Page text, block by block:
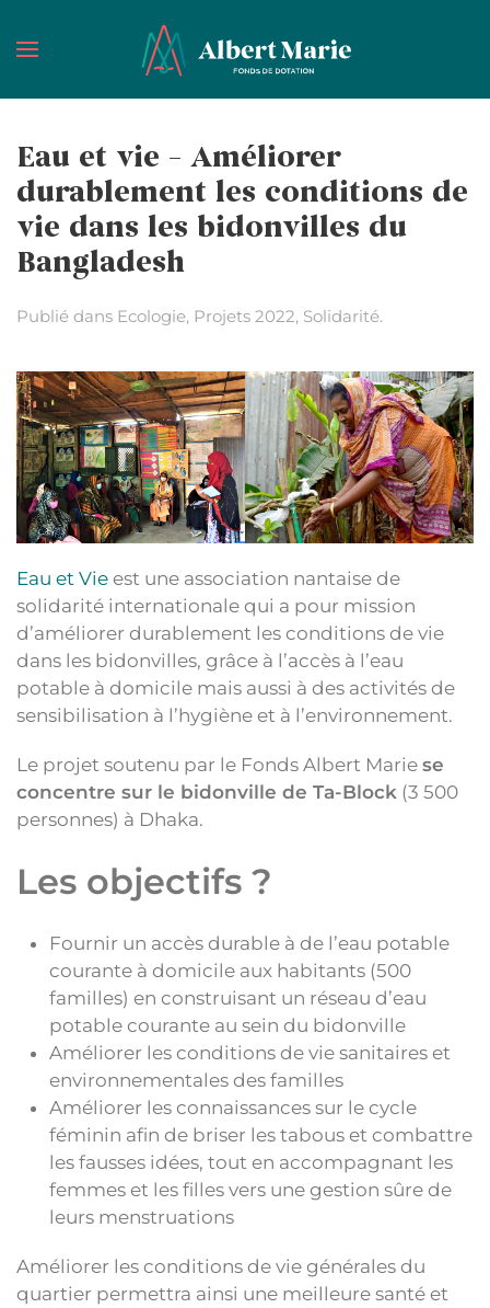
Passer au contenu principal
Eau et vie – Améliorer
durablement les conditions de
vie dans les bidonvilles du
Bangladesh
Publié dans Ecologie, Projets 2022, Solidarité.
Eau et Vie est une association nantaise de
solidarité internationale qui a pour mission
d’améliorer durablement les conditions de vie
dans les bidonvilles, grâce à l’accès à l’eau
potable à domicile mais aussi à des activités de
sensibilisation à l’hygiène et à l’environnement.
Le projet soutenu par le Fonds Albert Marie se
concentre sur le bidonville de Ta-Block (3 500
personnes) à Dhaka.
Les objectifs ?
Fournir un accès durable à de l’eau potable
courante à domicile aux habitants (500
familles) en construisant un réseau d’eau
potable courante au sein du bidonville
Améliorer les conditions de vie sanitaires et
environnementales des familles
Améliorer les connaissances sur le cycle
féminin afin de briser les tabous et combattre
les fausses idées, tout en accompagnant les
femmes et les filles vers une gestion sûre de
leurs menstruations
Améliorer les conditions de vie générales du
quartier permettra ainsi une meilleure santé et